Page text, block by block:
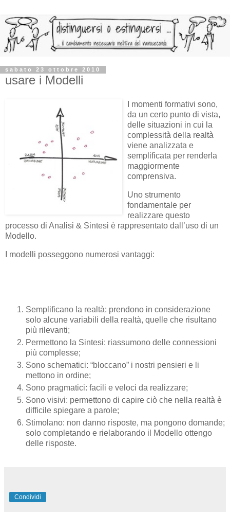
sabato 23 ottobre 2010
usare i Modelli
I momenti formativi sono,
da un certo punto di vista,
delle situazioni in cui la
complessità della realtà
viene analizzata e
semplificata per renderla
maggiormente
comprensiva.
Uno strumento
fondamentale per
realizzare questo
processo di Analisi & Sintesi è rappresentato dall’uso di un
Modello.
I modelli posseggono numerosi vantaggi:
Semplificano la realtà: prendono in considerazione
solo alcune variabili della realtà, quelle che risultano
più rilevanti;
Permettono la Sintesi: riassumono delle connessioni
più complesse;
Sono schematici: “bloccano” i nostri pensieri e li
mettono in ordine;
Sono pragmatici: facili e veloci da realizzare;
Sono visivi: permettono di capire ciò che nella realtà è
difficile spiegare a parole;
Stimolano: non danno risposte, ma pongono domande;
solo completando e rielaborando il Modello ottengo
delle risposte.
Condividi